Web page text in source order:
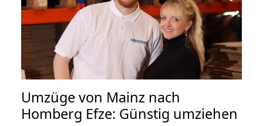
Umzüge von Mainz nach
Homberg Efze: Günstig umziehen